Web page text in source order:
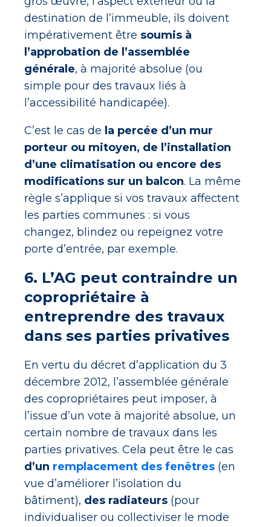
destination de l’immeuble, ils doivent
impérativement être soumis à
l’approbation de l’assemblée
générale, à majorité absolue (ou
simple pour des travaux liés à
l’accessibilité handicapée).
C’est le cas de la percée d’un mur
porteur ou mitoyen, de l’installation
d’une climatisation ou encore des
modifications sur un balcon. La même
règle s’applique si vos travaux affectent
les parties communes : si vous
changez, blindez ou repeignez votre
porte d’entrée, par exemple.
6. L’AG peut contraindre un
copropriétaire à
entreprendre des travaux
dans ses parties privatives
En vertu du décret d’application du 3
décembre 2012, l’assemblée générale
des copropriétaires peut imposer, à
l’issue d’un vote à majorité absolue, un
certain nombre de travaux dans les
parties privatives. Cela peut être le cas
d’un remplacement des fenêtres (en
vue d’améliorer l’isolation du
bâtiment), des radiateurs (pour
individualiser ou collectiviser le mode